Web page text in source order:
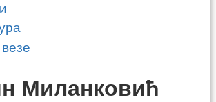
Миланковић